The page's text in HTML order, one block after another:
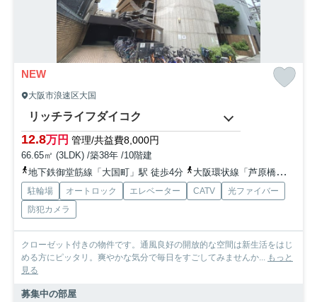
NEW
大阪市浪速区大国
リッチライフダイコク
12.8万円 管理/共益費8,000円
66.65㎡ (3LDK) /築38年 /10階建
地下鉄御堂筋線「大国町」駅 徒歩4分
大阪環状線「芦原橋」駅 徒歩8分
駐輪場 オートロック エレベーター CATV
光ファイバー
防犯カメラ
クローゼット付きの物件です。通風良好の開放的な空間は新生活をはじ
める方にピッタリ。爽やかな気分で毎日をすごしてみませんか...
もっと
見る
募集中の部屋